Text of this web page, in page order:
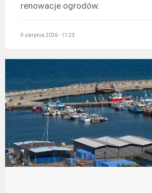
renowacje ogrodów.
9 sierpnia 2026 - 11:23